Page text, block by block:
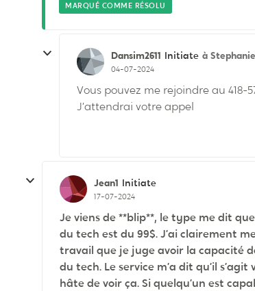
MARQUÉ COMME RÉSOLU
Dansim2611 Initiate à
04-07-2024
Vous pouvez me rejoindre au 418-
J’attendrai votre appel
Jean1 Initiate
17-07-2024
Je viens de **blip**, le type me dit
du tech est du 99$. J’ai clairement
travail que je juge avoir la capacité
du tech. Le service m’a dit qu’il
hâte de voir ça. Si quelqu’un est